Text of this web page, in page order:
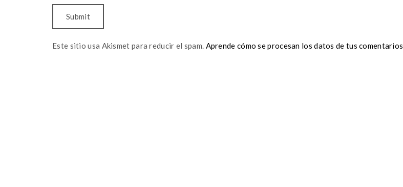
Este sitio usa Akismet para reducir el spam. Aprende cómo se procesan los datos de tus comentarios.